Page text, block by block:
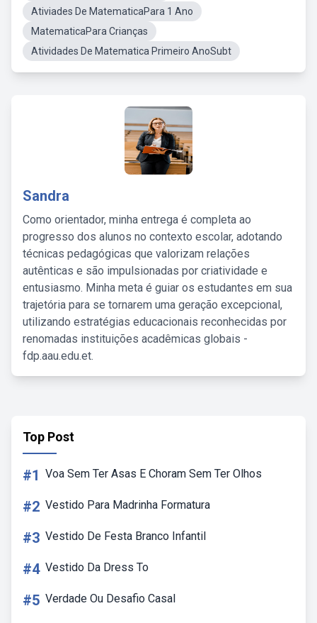
Ativiades De MatematicaPara 1 Ano
MatematicaPara Crianças
Atividades De Matematica Primeiro AnoSubt
Sandra
Como orientador, minha entrega é completa ao
progresso dos alunos no contexto escolar, adotando
técnicas pedagógicas que valorizam relações
autênticas e são impulsionadas por criatividade e
entusiasmo. Minha meta é guiar os estudantes em sua
trajetória para se tornarem uma geração excepcional,
utilizando estratégias educacionais reconhecidas por
renomadas instituições acadêmicas globais -
fdp.aau.edu.et.
Top Post
#1 Voa Sem Ter Asas E Choram Sem Ter Olhos
#2 Vestido Para Madrinha Formatura
#3 Vestido De Festa Branco Infantil
#4 Vestido Da Dress To
#5 Verdade Ou Desafio Casal